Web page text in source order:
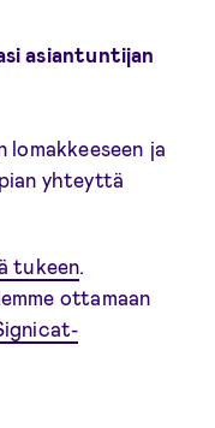
asiantuntijan
ja
yhteyttä
tukeen
ottamaan